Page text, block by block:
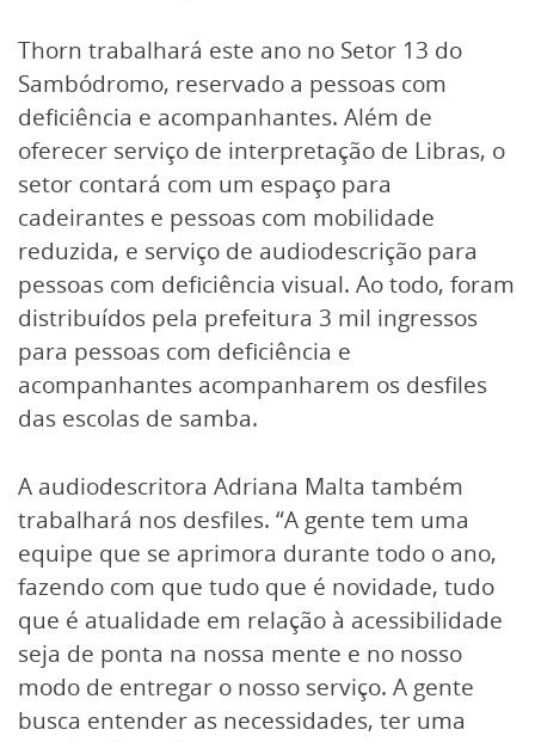
Thorn trabalhará este ano no Setor 13 do
Sambódromo, reservado a pessoas com
deficiência e acompanhantes. Além de
oferecer serviço de interpretação de Libras, o
setor contará com um espaço para
cadeirantes e pessoas com mobilidade
reduzida, e serviço de audiodescrição para
pessoas com deficiência visual. Ao todo, foram
distribuídos pela prefeitura 3 mil ingressos
para pessoas com deficiência e
acompanhantes acompanharem os desfiles
das escolas de samba.
A audiodescritora Adriana Malta também
trabalhará nos desfiles. “A gente tem uma
equipe que se aprimora durante todo o ano,
fazendo com que tudo que é novidade, tudo
que é atualidade em relação à acessibilidade
seja de ponta na nossa mente e no nosso
modo de entregar o nosso serviço. A gente
busca entender as necessidades, ter uma